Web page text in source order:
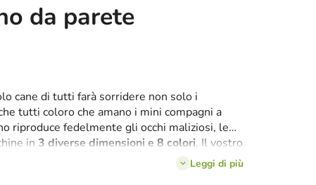
da parete
cane di tutti farà sorridere non solo i
tutti coloro che amano i mini compagni a
riproduce fedelmente gli occhi maliziosi, le
in 3 diverse dimensioni e 8 colori. Il vostro
così tenervi compagnia per sempre attraverso
Leggi di più